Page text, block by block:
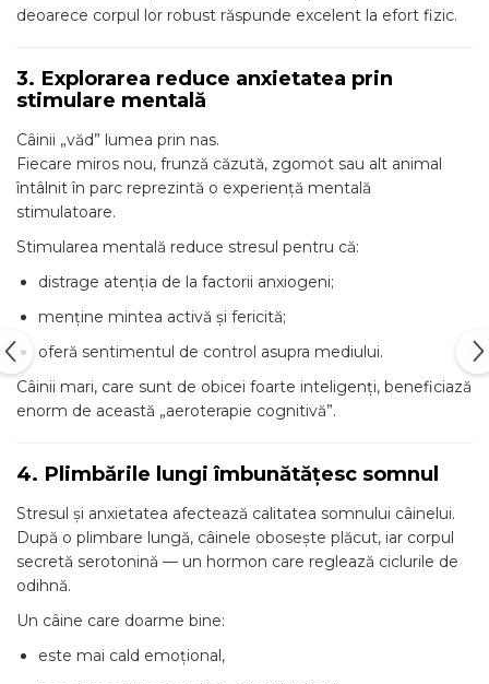
deoarece corpul lor robust răspunde excelent la efort fizic.
3. Explorarea reduce anxietatea prin
stimulare mentală
Câinii „văd” lumea prin nas.
Fiecare miros nou, frunză căzută, zgomot sau alt animal
întâlnit în parc reprezintă o experiență mentală
stimulatoare.
Stimularea mentală reduce stresul pentru că:
distrage atenția de la factorii anxiogeni;
menține mintea activă și fericită;
oferă sentimentul de control asupra mediului.
Câinii mari, care sunt de obicei foarte inteligenți, beneficiază
enorm de această „aeroterapie cognitivă”.
4. Plimbările lungi îmbunătățesc somnul
Stresul și anxietatea afectează calitatea somnului câinelui.
După o plimbare lungă, câinele obosește plăcut, iar corpul
secretă serotonină — un hormon care reglează ciclurile de
odihnă.
Un câine care doarme bine:
este mai cald emoțional,